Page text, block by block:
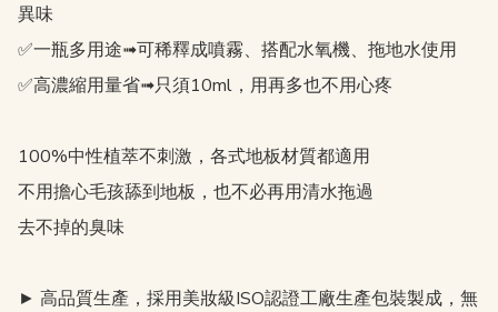
異味
✅一瓶多用途➟可稀釋成噴霧、搭配水氧機、拖地水使用
✅高濃縮用量省➟只須10ml，用再多也不用心疼
100%中性植萃不刺激，各式地板材質都適用
不用擔心毛孩舔到地板，也不必再用清水拖過
去不掉的臭味
► 高品質生產，採用美妝級ISO認證工廠生產包裝製成，無